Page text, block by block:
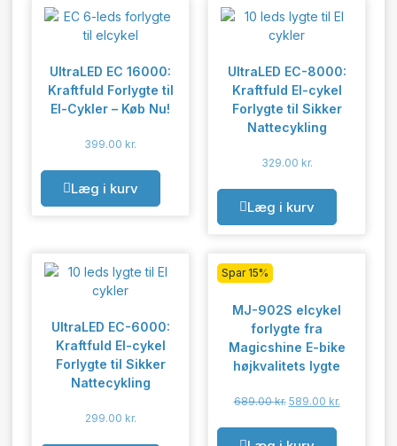
UltraLED EC 16000:
Kraftfuld Forlygte til
El-Cykler – Køb Nu!
399.00 kr.
Læg i kurv
UltraLED EC-8000:
Kraftfuld El-cykel
Forlygte til Sikker
Nattecykling
329.00 kr.
Læg i kurv
UltraLED EC-6000:
Kraftfuld El-cykel
Forlygte til Sikker
Nattecykling
299.00 kr.
Spar 15%
MJ-902S elcykel
forlygte fra
Magicshine E-bike
højkvalitets lygte
689.00kr. 589.00 kr.